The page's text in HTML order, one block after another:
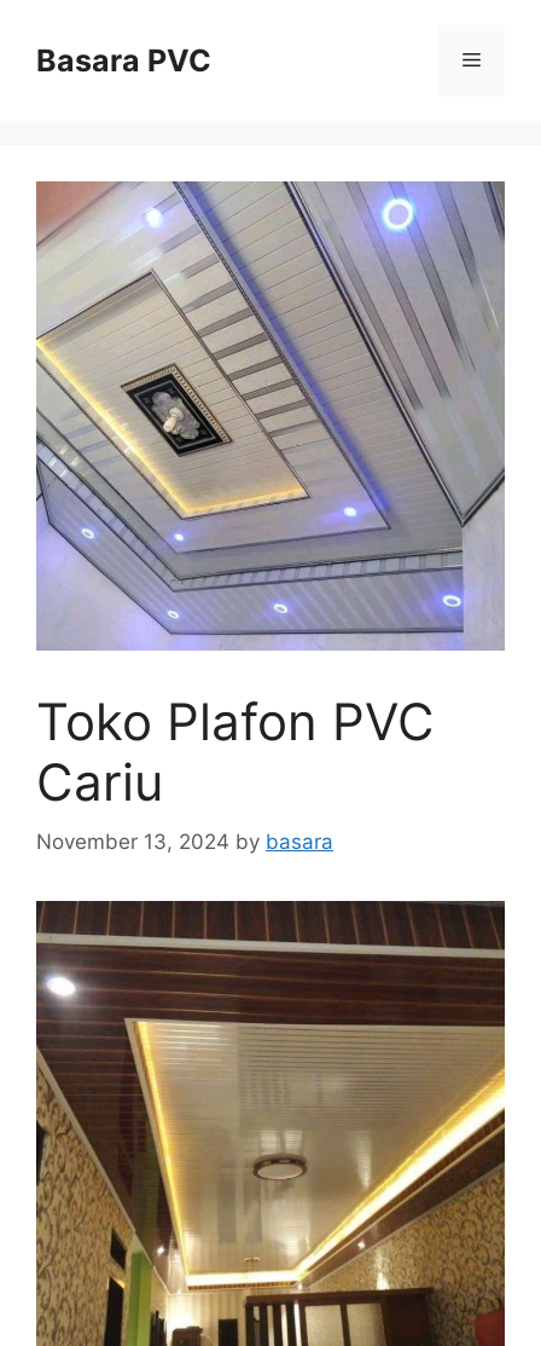
contentBasara PVC Menu
Toko Plafon PVC
Cariu
November 13, 2024 by basara